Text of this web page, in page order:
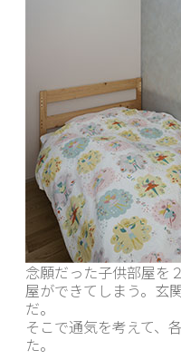
念願だった子供部屋を
屋ができてしまう。玄
だ。
そこで通気を考えて、
た。